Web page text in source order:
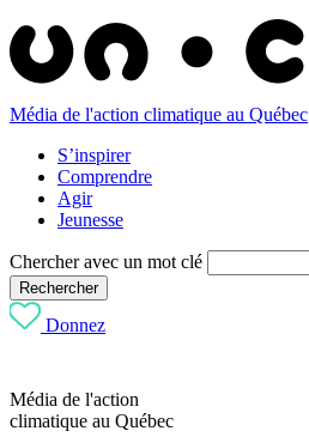
Média de l'action climatique au Québec
S’inspirer
Comprendre
Agir
Jeunesse
Chercher avec un mot clé
Rechercher
Donnez
Média de l'action
climatique au Québec